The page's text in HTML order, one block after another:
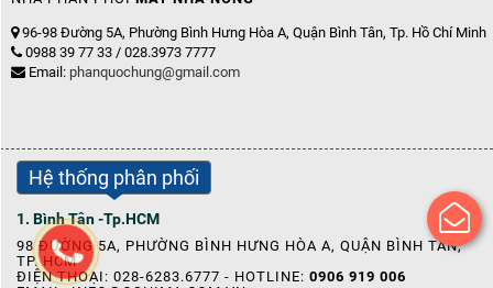
96-98 Đường 5A, Phường Bình Hưng Hòa A, Quận Bình Tân, Tp. Hồ Chí Minh
0988 39 77 33 / 028.3973 7777
Email: phanquochung@gmail.com
Hệ thống phân phối
1. Bình Tân -Tp.HCM
98 ĐƯỜNG 5A, PHƯỜNG BÌNH HƯNG HÒA A, QUẬN BÌNH TÂN,
TP. HCM
ĐIỆN THOẠI: 028-6283.6777 - HOTLINE: 0906 919 006